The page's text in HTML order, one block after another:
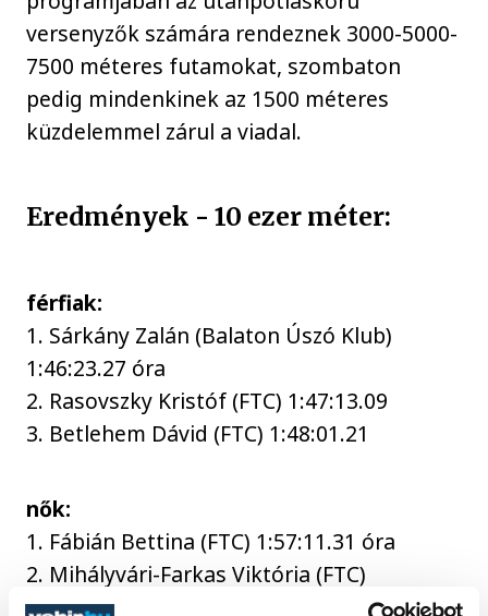
versenyzők számára rendeznek 3000-5000-
7500 méteres futamokat, szombaton
pedig mindenkinek az 1500 méteres
küzdelemmel zárul a viadal.
Eredmények - 10 ezer méter:
férfiak:
1. Sárkány Zalán (Balaton Úszó Klub)
1:46:23.27 óra
2. Rasovszky Kristóf (FTC) 1:47:13.09
3. Betlehem Dávid (FTC) 1:48:01.21
nők:
1. Fábián Bettina (FTC) 1:57:11.31 óra
2. Mihályvári-Farkas Viktória (FTC)
1:57:22.12